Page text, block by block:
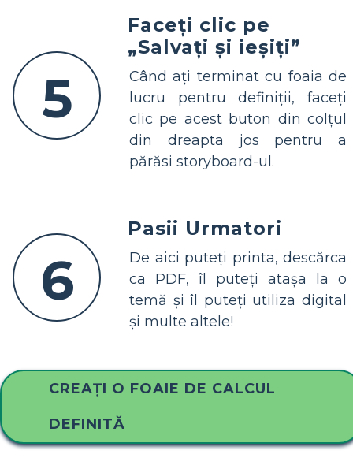
5
Faceți clic pe
„Salvați și ieșiți”
Când ați terminat cu foaia de
lucru pentru definiții, faceți
clic pe acest buton din colțul
din dreapta jos pentru a
părăsi storyboard-ul.
6
Pasii Urmatori
De aici puteți printa, descărca
ca PDF, îl puteți atașa la o
temă și îl puteți utiliza digital
și multe altele!
CREAȚI O FOAIE DE CALCUL
DEFINITĂ